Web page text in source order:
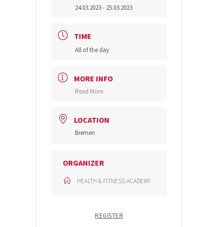
24.03.2023- 25.03.2023
TIME
All of the day
MORE INFO
Read More
LOCATION
Bremen
ORGANIZER
HEALTH & FITNESS ACADEMY
REGISTER